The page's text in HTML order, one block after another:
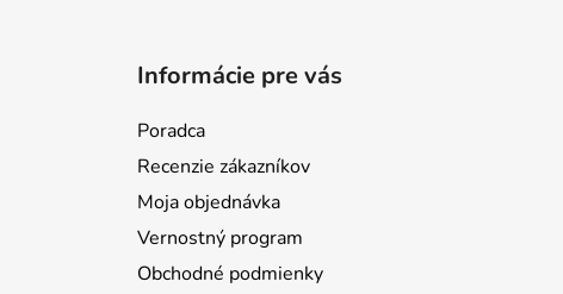
Informácie pre vás
Poradca
Recenzie zákazníkov
Moja objednávka
Vernostný program
Obchodné podmienky